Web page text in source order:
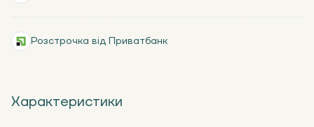
Характеристики
Розстрочка від Приватбанк